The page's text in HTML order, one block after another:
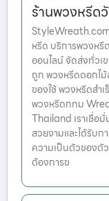
ร้านพวงหรีด
หรีด บริการพวงห
ออนไลน์ จัดส่งทั่วเ
ถูก พวงหรีดดอกไ
ของใช้ พวงหรีดสำ
พวงหรีดกทม
Thailand เราเชื่อ
สวยงามและได้รับ
ความเป็นตัวของตั
ต้องการข